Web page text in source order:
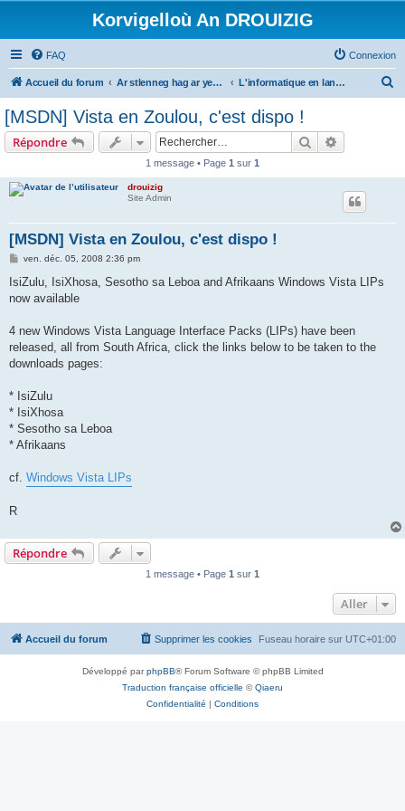
Korvigelloù An DROUIZIG
FAQ Connexion
Accueil du forum Ar stlenneg hag ar yezhoù bihan er bed a-bezh L'informatique en langues régionales et minoritaires
[MSDN] Vista en Zoulou, c'est dispo !
Répondre Rechercher
1 message • Page 1 sur 1
drouizig
Site Admin
[MSDN] Vista en Zoulou, c'est dispo !
M
s
a
ven. déc. 05, 2008 2:36 pm
IsiZulu, IsiXhosa, Sesotho sa Leboa and Afrikaans Windows Vista LIPs
now available
4 new Windows Vista Language Interface Packs (LIPs) have been
released, all from South Africa, click the links below to be taken to the
downloads pages:
* IsiZulu
* IsiXhosa
* Sesotho sa Leboa
* Afrikaans
cf. Windows Vista LIPs
R
Répondre
1 message • Page 1 sur 1
Aller
Accueil du forum Fuseau horaire sur UTC+01:00
Supprimer les cookies
Développé parphpBB® Forum Software © phpBB Limited
Traduction française officielle ©Qiaeru
Confidentialité | Conditions